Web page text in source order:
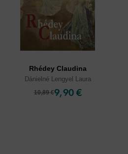
Rhédey Claudina
Dánielné Lengyel Laura
10,89 €9,90 €